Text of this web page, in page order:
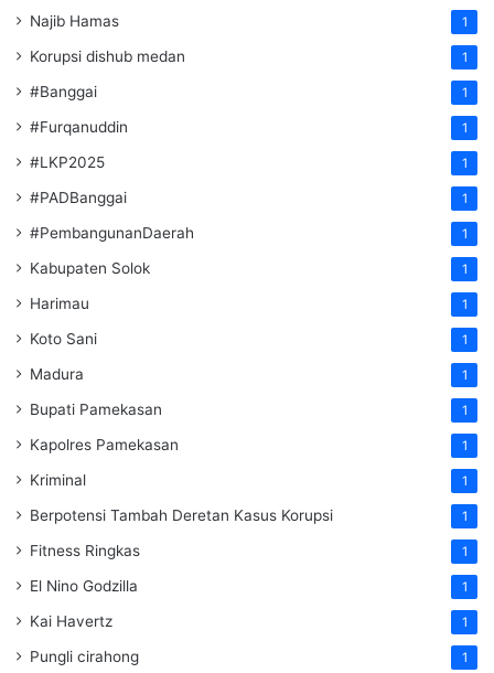
Najib Hamas 1
Korupsi dishub medan 1
#Banggai 1
#Furqanuddin 1
#LKP2025 1
#PADBanggai 1
#PembangunanDaerah 1
Kabupaten Solok 1
Harimau 1
Koto Sani 1
Madura 1
Bupati Pamekasan 1
Kapolres Pamekasan 1
Kriminal 1
Berpotensi Tambah Deretan Kasus Korupsi 1
Fitness Ringkas 1
El Nino Godzilla 1
Kai Havertz 1
Pungli cirahong 1